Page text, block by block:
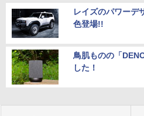
レイズのパワーデ
色登場!!
鳥肌ものの「
した！